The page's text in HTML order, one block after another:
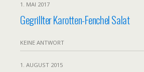
1. MAI 2017
Gegrillter Karotten-Fenchel Salat
KEINE ANTWORT
1. AUGUST 2015